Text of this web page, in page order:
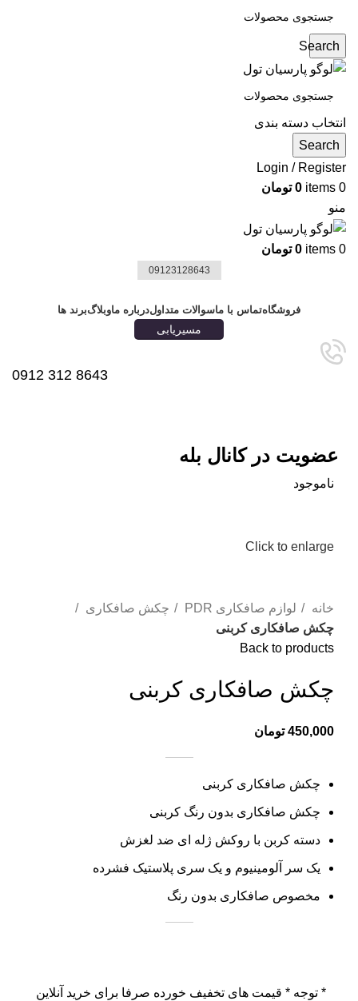
Search
انتخاب دسته بندی
Search
Login / Register
0
items
0 تومان
منو
0
items
0 تومان
09123128643
فروشگاهتماس با ماسوالات متداولدرباره ماوبلاگبرند ها
مسیریابی
8643 312 0912
عضویت در کانال بله
ناموجود
Click to enlarge
خانه لوازم صافکاری PDR
چکش صافکاری
چکش صافکاری کربنی
Back to products
چکش صافکاری کربنی
تومان
چکش صافکاری کربنی
چکش صافکاری بدون رنگ کربنی
دسته کربن با روکش ژله ای ضد لغزش
یک سر آلومینیوم و یک سری پلاستیک فشرده
مخصوص صافکاری بدون رنگ
* توجه * قیمت های تخفیف خورده صرفا برای خرید آنلاین